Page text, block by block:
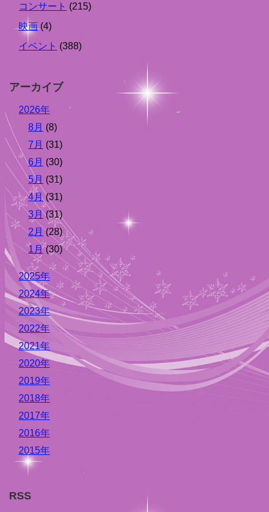
コンサート (215)
映画(4)
イベント (388)
アーカイブ
2026年
8月 (8)
7月 (31)
6月 (30)
5月 (31)
4月(31)
3月(31)
2月 (28)
1月(30)
2025年
2024年
2023年
2022年
2021年
2020年
2019年
2018年
2017年
2016年
2015年
RSS